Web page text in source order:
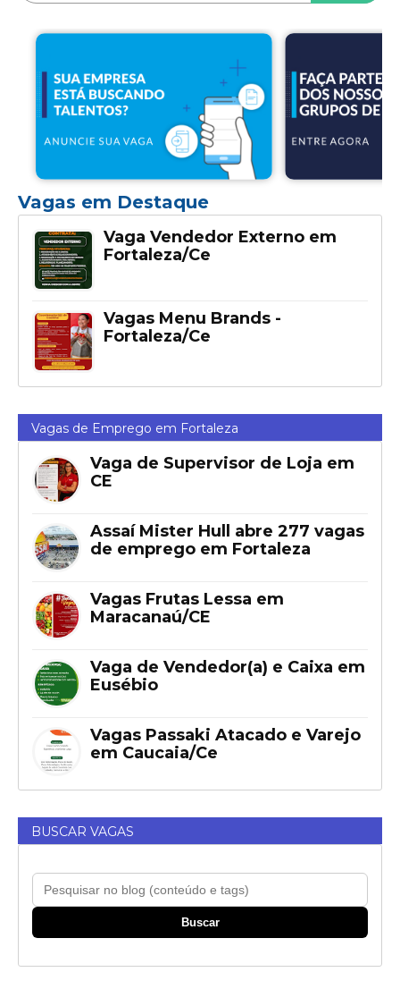
Vagas em Destaque
Vaga Vendedor Externo em
Fortaleza/Ce
Vagas Menu Brands -
Fortaleza/Ce
Vagas de Emprego em Fortaleza
Vaga de Supervisor de Loja em
CE
Assaí Mister Hull abre 277 vagas
de emprego em Fortaleza
Vagas Frutas Lessa em
Maracanaú/CE
Vaga de Vendedor(a) e Caixa em
Eusébio
Vagas Passaki Atacado e Varejo
em Caucaia/Ce
BUSCAR VAGAS
Buscar